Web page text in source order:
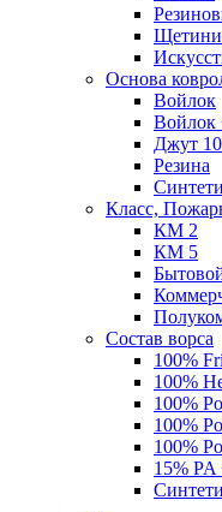
Основа
Войлок
Войлок
Джут
Резина
Класс,
КМ 2
КМ 5
Состав ворса
100%
100%
100%
100%
100%
15% PA